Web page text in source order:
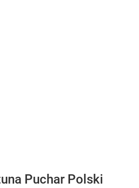
Puchar Polski